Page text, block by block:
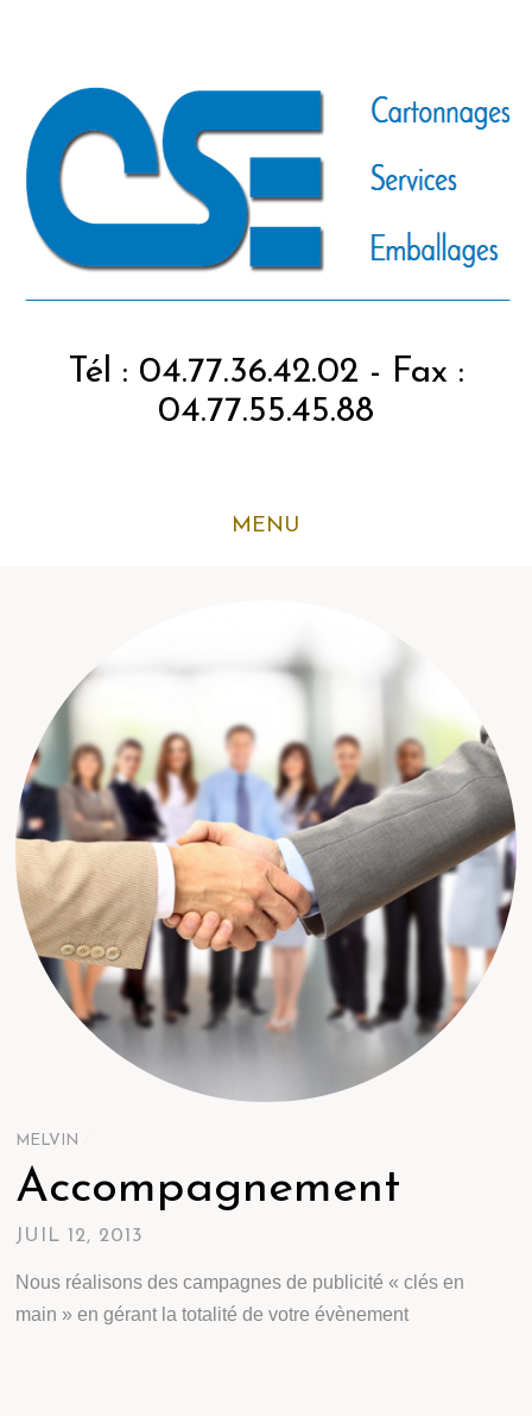
Tél : 04.77.36.42.02 - Fax :
04.77.55.45.88
MENU
MELVIN
Accompagnement
JUIL 12, 2013
Nous réalisons des campagnes de publicité « clés en
main » en gérant la totalité de votre évènement